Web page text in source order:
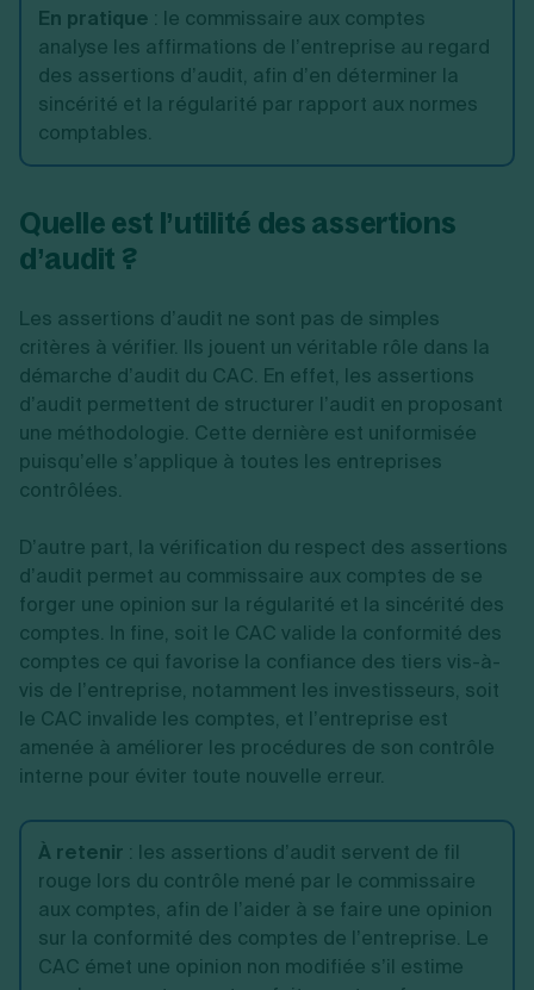
En pratique : le commissaire aux comptes
analyse les affirmations de l’entreprise au regard
des assertions d’audit, afin d’en déterminer la
sincérité et la régularité par rapport aux normes
comptables.
Quelle est l’utilité des assertions
d’audit ?
Les assertions d’audit ne sont pas de simples
critères à vérifier. Ils jouent un véritable rôle dans la
démarche d’audit du CAC. En effet, les assertions
d’audit permettent de structurer l’audit en proposant
une méthodologie. Cette dernière est uniformisée
puisqu’elle s’applique à toutes les entreprises
contrôlées.
D’autre part, la vérification du respect des assertions
d’audit permet au commissaire aux comptes de se
forger une opinion sur la régularité et la sincérité des
comptes. In fine, soit le CAC valide la conformité des
comptes ce qui favorise la confiance des tiers vis-à-
vis de l’entreprise, notamment les investisseurs, soit
le CAC invalide les comptes, et l’entreprise est
amenée à améliorer les procédures de son contrôle
interne pour éviter toute nouvelle erreur.
À retenir : les assertions d’audit servent de fil
rouge lors du contrôle mené par le commissaire
aux comptes, afin de l’aider à se faire une opinion
sur la conformité des comptes de l’entreprise. Le
CAC émet une opinion non modifiée s’il estime